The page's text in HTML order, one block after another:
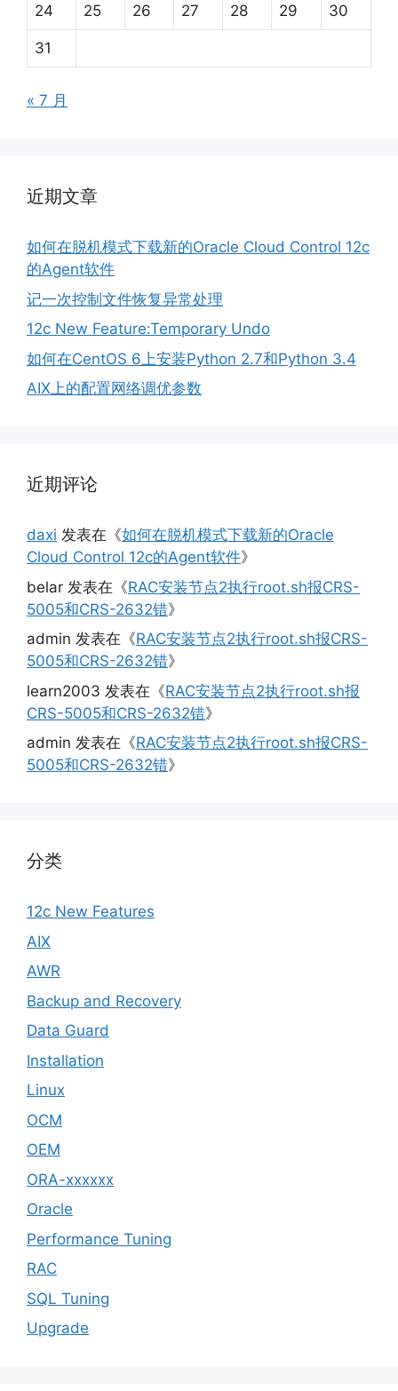
24 25 26 27 28 29 30
31
« 7 月
近期文章
如何在脱机模式下载新的Oracle Cloud Control 12c
的Agent软件
记一次控制文件恢复异常处理
12c New Feature:Temporary Undo
如何在CentOS 6上安装Python 2.7和Python 3.4
AIX上的配置网络调优参数
近期评论
daxi 发表在《如何在脱机模式下载新的Oracle
Cloud Control 12c的Agent软件》
belar 发表在《RAC安装节点2执行root.sh报CRS-
5005和CRS-2632错》
admin 发表在《RAC安装节点2执行root.sh报CRS-
5005和CRS-2632错》
learn2003 发表在《RAC安装节点2执行root.sh报
CRS-5005和CRS-2632错》
admin 发表在《RAC安装节点2执行root.sh报CRS-
5005和CRS-2632错》
分类
12c New Features
AIX
AWR
Backup and Recovery
Data Guard
Installation
Linux
OCM
OEM
ORA-xxxxxx
Oracle
Performance Tuning
RAC
SQL Tuning
Upgrade